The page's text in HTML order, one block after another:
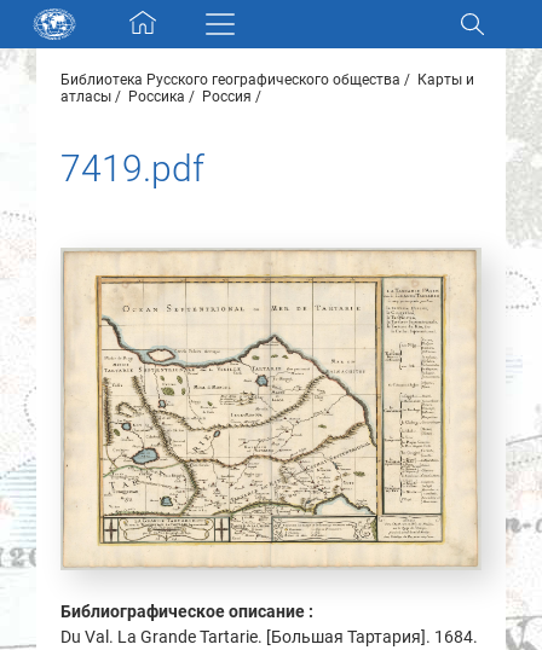
Skip navigation
Разделы и коллекции
Электронный каталог
Новости
О нас
Контакты
Партнеры
Библиотека Русского географического общества
Карты и
атласы
Россика Россия
7419.pdf
Библиографическое описание :
Du Val. La Grande Tartarie. [Большая Тартария]. 1684.